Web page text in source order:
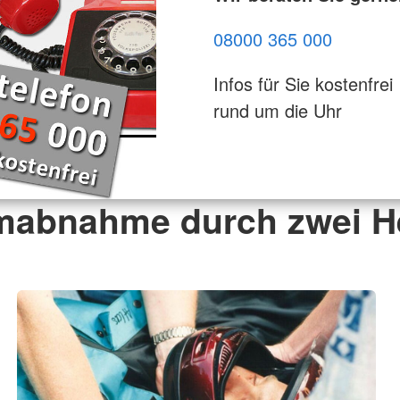
08000 365 000
Infos für Sie kostenfrei
rund um die Uhr
durch zwei